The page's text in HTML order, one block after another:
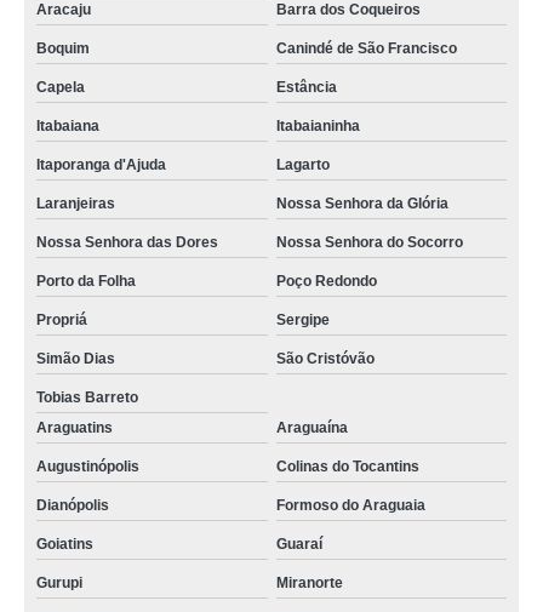
Aracaju
Barra dos Coqueiros
Boquim Canindé de São Francisco
Capela Estância
Itabaiana Itabaianinha
Itaporanga d'Ajuda Lagarto
Laranjeiras Nossa Senhora da Glória
Nossa Senhora das Dores Nossa Senhora do Socorro
Porto da Folha Poço Redondo
Propriá Sergipe
Simão Dias São Cristóvão
Tobias Barreto
Araguatins
Araguaína
Augustinópolis Colinas do Tocantins
Dianópolis Formoso do Araguaia
Goiatins Guaraí
Gurupi Miranorte